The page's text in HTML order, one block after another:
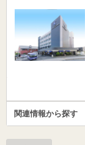
関連情報から探す